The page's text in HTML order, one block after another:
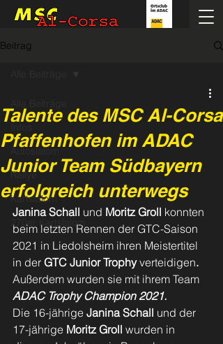
Beitrag
Autoslalom
Rallye
Kartslalom
270er Kartslalom
Talente des MSC Al-Corsa
Pfaffenhofen im ADAC
Junior Team Südbayern
erfolgreich unterwegs
Janina Schall und Moritz Groll konnten
beim letzten Rennen der GTC-Saison
2021 in Liedolsheim ihren Meistertitel
in der GTC Junior Trophy verteidigen.
Außerdem wurden sie mit ihrem Team
ADAC Trophy Champion 2021.
Die 16-jährige Janina Schall und der
17-jährige Moritz Groll wurden in